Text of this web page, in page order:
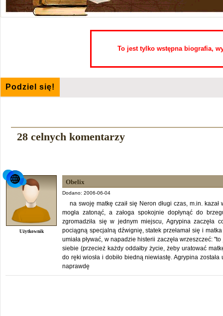
To jest tylko wstępna biografia,
Podziel się!
28 celnych komentarzy
Użytkownik
Obelix
Dodano: 2006-06-04
na swoję matkę czaił się Neron długi czas, m.in.
mogła zatonąć, a załoga spokojnie dopłynąć do
zgromadziła się w jednym miejscu, Agrypina zaczęła
pociągną specjalną dźwignię, statek przełamał się i
umiała pływać, w napadzie histerii zaczęła wrzeszczeć:
siebie (przecież każdy oddałby życie, żeby uratować
do ręki wiosła i dobiło biedną niewiastę. Agrypina
naprawdę